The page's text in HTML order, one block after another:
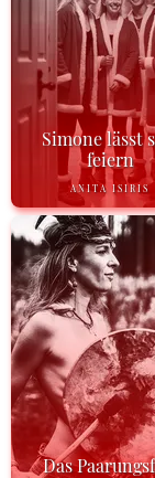
Simone lässt
feiern
ANITA ISIRIS
Das